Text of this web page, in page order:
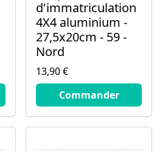
d'immatriculation
4X4 aluminium -
27,5x20cm - 59 -
Nord
13,90 €
13.9
€Commander